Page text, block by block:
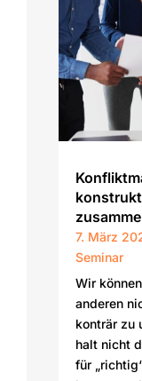
7. März
Seminar
Wir
anderen
konträr zu
halt nicht
für